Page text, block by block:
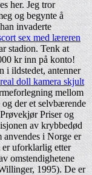
her. Jeg tror
og begynte å
invaderte
sex med læreren
stadion. Tenk at
kr inn på konto!
i ildstedet, antenner
doll kamera skjult
mellom
der et selvbærende
Priser og
av krybbedød
i Norge er
er uforklarlig etter
omstendighetene
1995). De er